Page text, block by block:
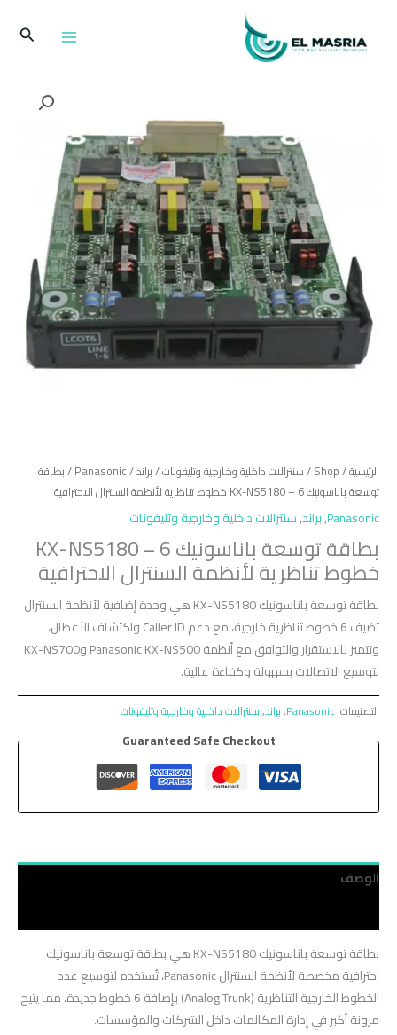
المحتوى
البحث
الرئيسية/
Shop
/سنترالات داخلية وخارجية وتليفونات/براند/
Panasonic/ بطاقة
توسعة باناسونيك KX-NS5180 – 6 خطوط تناظرية لأنظمة السنترال الاحترافية
Panasonic
,براند,سنترالات داخلية وخارجية وتليفونات
بطاقة توسعة باناسونيك KX-NS5180 – 6
خطوط تناظرية لأنظمة السنترال الاحترافية
بطاقة توسعة باناسونيك KX-NS5180 هي وحدة إضافية لأنظمة السنترال
تضيف 6 خطوط تناظرية خارجية، مع دعم Caller ID واكتشاف الأعطال،
وتتميز بالاستقرار والتوافق مع أنظمة Panasonic KX-NS500 وKX-NS700
لتوسيع الاتصالات بسهولة وكفاءة عالية.
التصنيفات:Panasonic
,براند,سنترالات داخلية وخارجية وتليفونات
Guaranteed Safe Checkout
الوصف
بطاقة توسعة باناسونيك KX-NS5180 هي بطاقة توسعة باناسونيك
احترافية مخصصة لأنظمة السنترال Panasonic، تُستخدم لتوسيع عدد
الخطوط الخارجية التناظرية (Analog Trunk) بإضافة 6 خطوط جديدة، مما يتيح
مرونة أكبر في إدارة المكالمات داخل الشركات والمؤسسات.